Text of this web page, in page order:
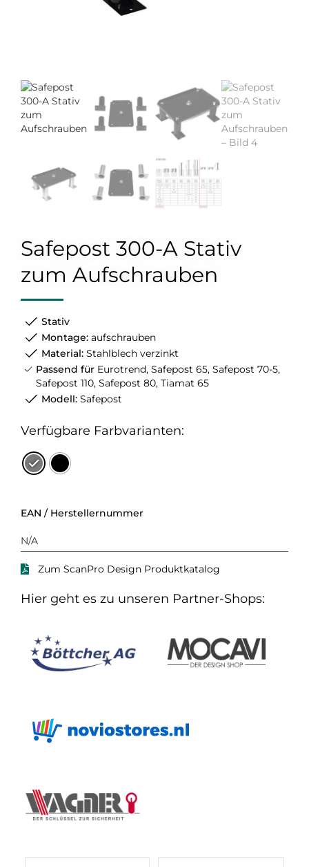
Safepost 300-A Stativ
zum Aufschrauben
Stativ
Montage: aufschrauben
Material: Stahlblech verzinkt
Passend für Eurotrend, Safepost 65, Safepost 70-5,
Safepost 110, Safepost 80, Tiamat 65
Modell: Safepost
Verfügbare Farbvarianten:
EAN / Herstellernummer
N/A
Zum ScanPro Design Produktkatalog
Hier geht es zu unseren Partner-Shops: